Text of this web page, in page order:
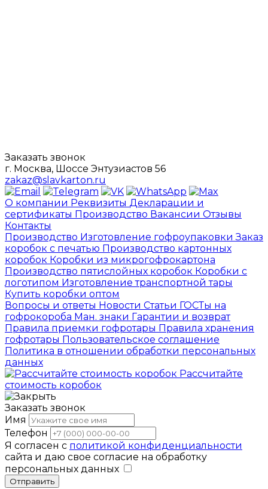
Заказать звонок
г. Москва, Шоссе Энтузиастов 56
zakaz@slavkarton.ru
О компании Реквизиты Декларации и
сертификаты Производство Вакансии Отзывы
Контакты
Производство Изготовление гофроупаковкиЗаказ
коробок с печатью Производство картонных
коробок Коробки из микрогофрокартона
Производство пятислойных коробок Коробки с
логотипом Изготовление транспортной тары
Купить коробки оптом
Вопросы и ответы Новости Статьи ГОСТы на
гофрокороба Ман. знаки Гарантии и возврат
Правила приемки гофротары Правила хранения
гофротары Пользовательское соглашение
Политика в отношении обработки персональных
данных
Рассчитайте
стоимость коробок
Заказать звонок
Имя
Телефон
Я согласен с политикой конфиденциальности
сайта и даю свое согласие на обработку
персональных данных
Отправить